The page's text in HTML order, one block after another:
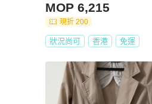
MOP 6,215
現折 200
狀況尚可 香港 免運